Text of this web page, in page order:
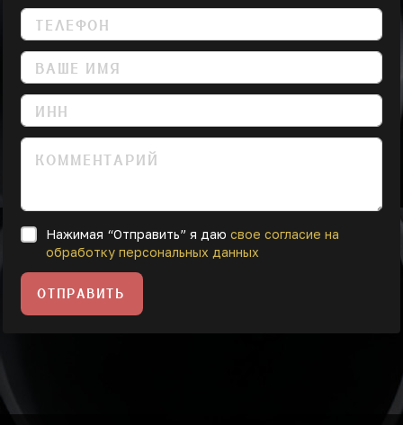
Нажимая “Отправить” я даю свое согласие на
обработку персональных данных
ОТПРАВИТЬ